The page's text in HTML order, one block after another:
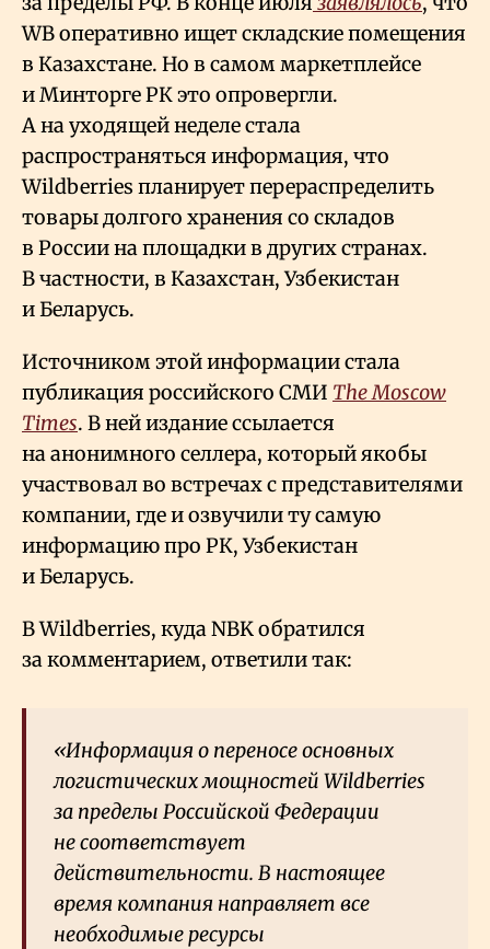
WB оперативно ищет складские помещения
в Казахстане. Но в самом маркетплейсе
и Минторге РК это опровергли.
А на уходящей неделе стала
распространяться информация, что
Wildberries планирует перераспределить
товары долгого хранения со складов
в России на площадки в других странах.
В частности, в Казахстан, Узбекистан
и Беларусь.
Источником этой информации стала
публикация российского СМИ The Moscow
Times. В ней издание ссылается
на анонимного селлера, который якобы
участвовал во встречах с представителями
компании, где и озвучили ту самую
информацию про РК, Узбекистан
и Беларусь.
В Wildberries, куда NBK обратился
за комментарием, ответили так:
«Информация о переносе основных
логистических мощностей Wildberries
за пределы Российской Федерации
не соответствует
действительности. В настоящее
время компания направляет все
необходимые ресурсы